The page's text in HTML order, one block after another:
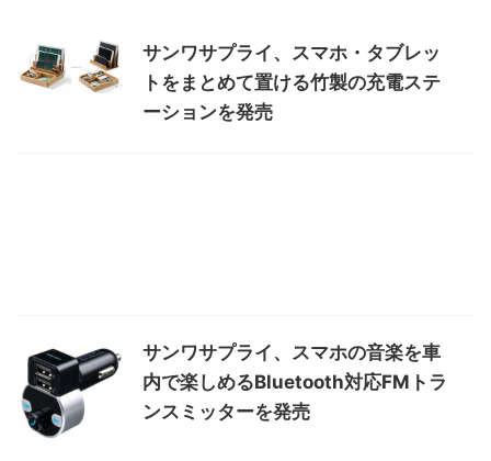
サンワサプライ、スマホ・タブレッ
トをまとめて置ける竹製の充電ステ
ーションを発売
サンワサプライ、スマホの音楽を車
内で楽しめるBluetooth対応FMトラ
ンスミッターを発売